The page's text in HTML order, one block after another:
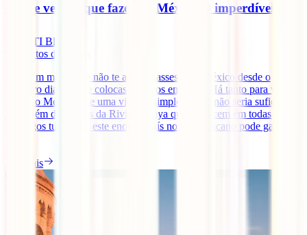
O que ver e o que fazer no México: 9 imperdíveis
IATI Blog
minutos de leitura
Seria um milagre se não te apaixonasses pelo México desde o
primeiro dia que lhe colocas os olhos em cima. Há tanto para ver e
fazer no México que uma viagem simplesmente não seria suficiente.
Para além das praias da Riviera Maya que aparecem em todas os
catálogos turísticos, este enorme país norte-americano pode gabar-se
Ler mais